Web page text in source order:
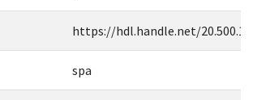
https://hdl.handle.net/
spa